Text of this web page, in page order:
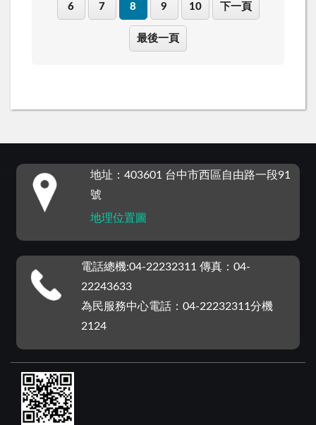
6 7 8 9 10 下一頁
最後一頁
地址：403601 台中市西區自由路一段91
號
地理位置圖
電話總機:04-22232311 傳真：04-
22243633
為民服務中心電話：04-22232311分機
2124